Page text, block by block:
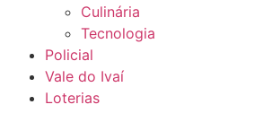
Culinária
Tecnologia
Policial
Vale do Ivaí
Loterias